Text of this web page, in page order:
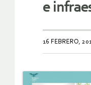
e
16 FEBRERO,